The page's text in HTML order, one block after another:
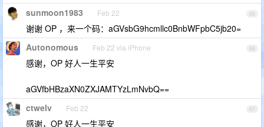
65
sunmoon1983 Feb 22
谢谢 OP ，来一个码：aGVsbG9hcmllc0BnbWFpbC5jb20=
66
Autonomous Feb 22 via iPhone
感谢，OP 好人一生平安
aGVfbHBzaXN0ZXJAMTYzLmNvbQ==
67
ctwelv Feb 22
感谢，OP 好人一生平安